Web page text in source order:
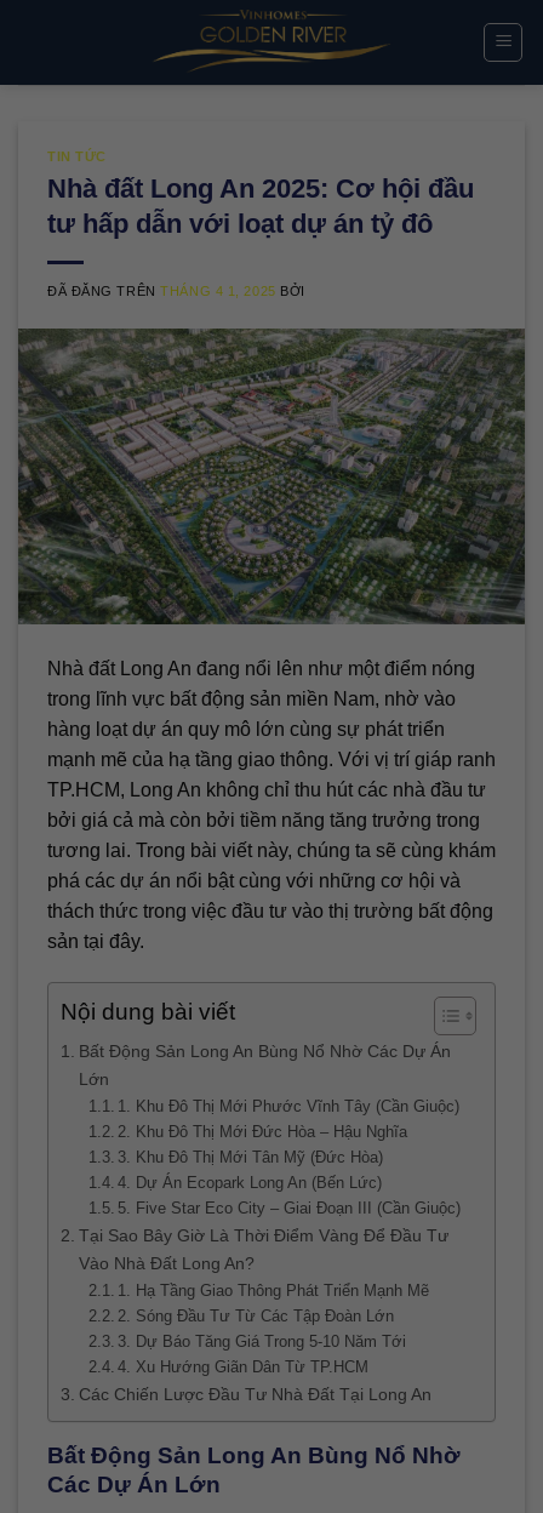
TIN TỨC
Nhà đất Long An 2025: Cơ hội đầu
tư hấp dẫn với loạt dự án tỷ đô
ĐÃ ĐĂNG TRÊNTHÁNG 4 1, 2025 BỞI
Nhà đất Long An đang nổi lên như một điểm nóng
trong lĩnh vực bất động sản miền Nam, nhờ vào
hàng loạt dự án quy mô lớn cùng sự phát triển
mạnh mẽ của hạ tầng giao thông. Với vị trí giáp ranh
TP.HCM, Long An không chỉ thu hút các nhà đầu tư
bởi giá cả mà còn bởi tiềm năng tăng trưởng trong
tương lai. Trong bài viết này, chúng ta sẽ cùng khám
phá các dự án nổi bật cùng với những cơ hội và
thách thức trong việc đầu tư vào thị trường bất động
sản tại đây.
Nội dung bài viết
Bất Động Sản Long An Bùng Nổ Nhờ Các Dự Án
Lớn
1. Khu Đô Thị Mới Phước Vĩnh Tây (Cần Giuộc)
2. Khu Đô Thị Mới Đức Hòa – Hậu Nghĩa
3. Khu Đô Thị Mới Tân Mỹ (Đức Hòa)
4. Dự Án Ecopark Long An (Bến Lức)
5. Five Star Eco City – Giai Đoạn III (Cần Giuộc)
Tại Sao Bây Giờ Là Thời Điểm Vàng Để Đầu Tư
Vào Nhà Đất Long An?
1. Hạ Tầng Giao Thông Phát Triển Mạnh Mẽ
2. Sóng Đầu Tư Từ Các Tập Đoàn Lớn
3. Dự Báo Tăng Giá Trong 5-10 Năm Tới
4. Xu Hướng Giãn Dân Từ TP.HCM
Các Chiến Lược Đầu Tư Nhà Đất Tại Long An
Bất Động Sản Long An Bùng Nổ Nhờ
Các Dự Án Lớn